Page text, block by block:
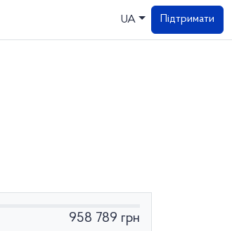
UA Підтримати
958 789 грн